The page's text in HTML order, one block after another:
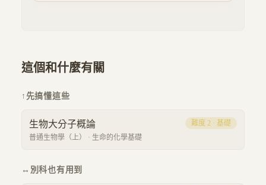
這個和什麼有關
↑ 先搞懂這些
生物大分子概論
普通生物學（上） · 生命的化學基礎
難度 2 · 基礎
↔ 別科也有用到